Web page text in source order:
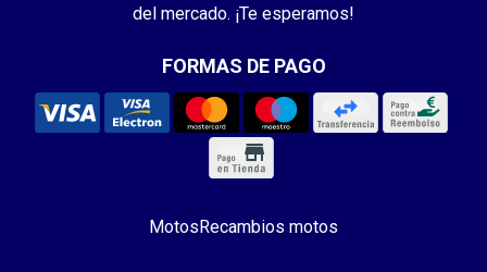
del mercado. ¡Te esperamos!
FORMAS DE PAGO
MotosRecambios motos